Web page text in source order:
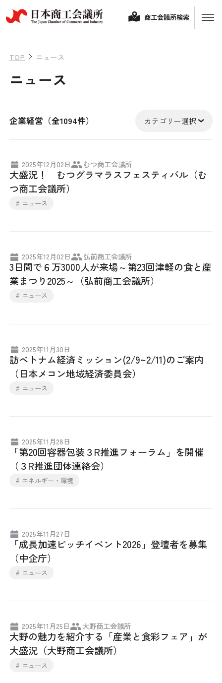
融資制度・補助金
ビジネス交流
その他サービス
会頭コメント
組織概要
役員紹介
青年部・女性会
採用情報
アクセス
商工会議所検索
TOP ニュース
ニュース
企業経営（全1094件） カテゴリー選択
2025年12月02日 むつ商工会議所
大盛況！ むつグラマラスフェスティバル（む
つ商工会議所）
# ニュース
2025年12月02日 弘前商工会議所
3日間で６万3000人が来場～第23回津軽の食と産
業まつり2025～（弘前商工会議所）
# ニュース
2025年11月30日
訪ベトナム経済ミッション(2/9~2/11)のご案内
（日本メコン地域経済委員会）
# ニュース
2025年11月28日
「第20回容器包装３R推進フォーラム」を開催
（３R推進団体連絡会）
# エネルギー・環境
2025年11月27日
「成長加速ピッチイベント2026」登壇者を募集
（中企庁）
# ニュース
2025年11月25日 大野商工会議所
大野の魅力を紹介する「産業と食彩フェア」が
大盛況（大野商工会議所）
# ニュース